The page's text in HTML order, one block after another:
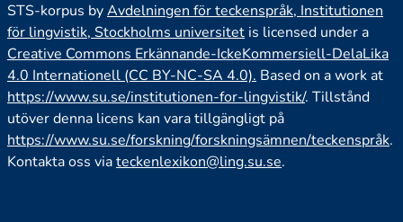
STS-korpus byAvdelningen för teckenspråk, Institutionen
för lingvistik, Stockholms universitet is licensed under a
Creative Commons Erkännande-IckeKommersiell-DelaLika
4.0 Internationell (CC BY-NC-SA 4.0). Based on a work at
https://www.su.se/institutionen-for-lingvistik/. Tillstånd
utöver denna licens kan vara tillgängligt på
https://www.su.se/forskning/forskningsämnen/teckenspråk.
Kontakta oss viateckenlexikon@ling.su.se.